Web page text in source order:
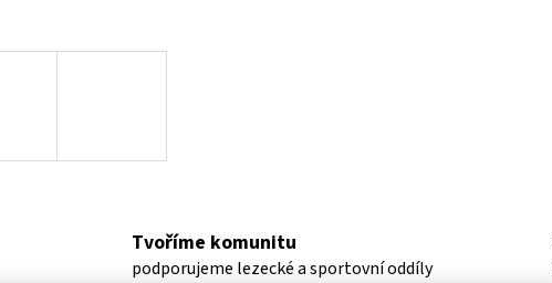
Tvoříme komunitu
podporujeme lezecké a sportovní oddíly